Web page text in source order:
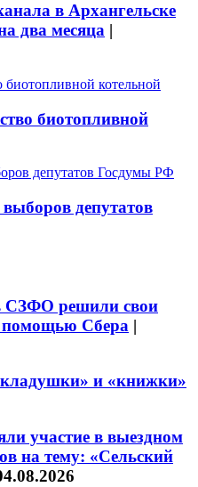
в Архангельске
два месяца |
биотопливной
депутатов
СЗФО решили свои
помощью Сбера |
и «книжки»
участие в выездном
на тему: «Сельский